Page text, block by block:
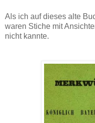
Als ich auf dieses alte
waren Stiche mit
nicht kannte.